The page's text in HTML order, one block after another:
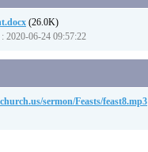
(26.0K)
2020-06-24 09:57:22
sermon/Feasts/feast8.mp3